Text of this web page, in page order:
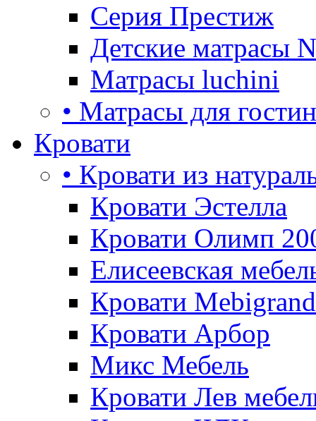
Серия Престиж
Детские матрасы
Матрасы luchini
• Матрасы для
Кровати
• Кровати из
Кровати Эстелла
Кровати Олимп
Елисеевская
Кровати Mebigrand
Кровати Арбор
Микс Мебель
Кровати Лев